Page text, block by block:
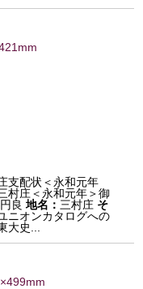
支配状＜永和元年
庄＜永和元年＞御
良 地名： 三村庄 そ
ニオンカタログへの
大史...